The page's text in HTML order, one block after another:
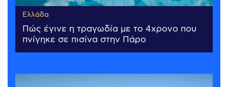
Ελλάδα
Πώς έγινε η τραγωδία με το 4χρονο που
πνίγηκε σε πισίνα στην Πάρο